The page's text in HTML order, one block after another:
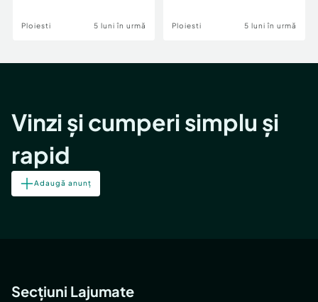
Ploiesti 5 luni în urmă Ploiesti 5 luni în urmă
Vinzi și cumperi simplu și
rapid
Adaugă anunț
Secțiuni Lajumate